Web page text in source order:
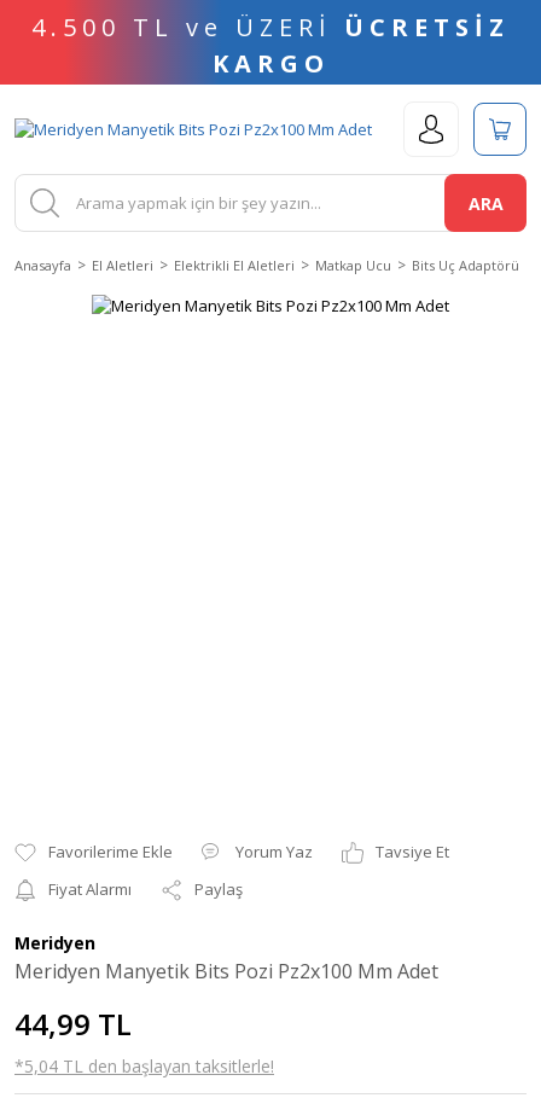
4.500 TL ve ÜZERİ ÜCRETSİZ
KARGO
ARA
Anasayfa El Aletleri Elektrikli El Aletleri Matkap Ucu Bits Uç Adaptörü
Yorum Yaz
Tavsiye Et
Fiyat Alarmı
Paylaş
Meridyen
Meridyen Manyetik Bits Pozi Pz2x100 Mm Adet
44,99 TL
*5,04 TL den başlayan taksitlerle!